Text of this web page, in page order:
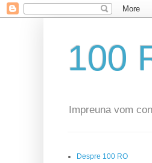
100
Impreuna vom
Despre 100 RO